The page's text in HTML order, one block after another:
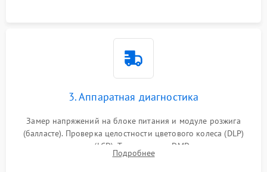
3. Аппаратная диагностика
Замер напряжений на блоке питания и модуле розжига
(балласте). Проверка целостности цветового колеса (DLP)
или поляризаторов (LCD). Тестирование DMD-чипа, датчиков
температуры и оптопар с помощью мультиметра и
Подробнее